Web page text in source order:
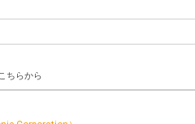
ちらから